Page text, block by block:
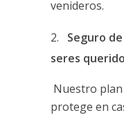
venideros.
Seguro
seres
Nuestro
protege en